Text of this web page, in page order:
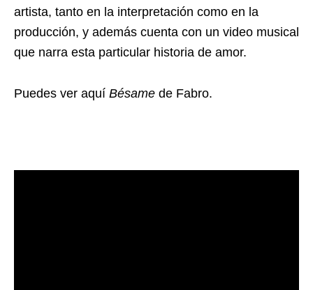
artista, tanto en la interpretación como en la
producción, y además cuenta con un video musical
que narra esta particular historia de amor.
Puedes ver aquí Bésame de Fabro.